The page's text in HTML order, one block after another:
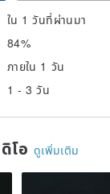
ใน 1 วันที่ผ่านมา
84%
ภายใน 1 วัน
1 - 3 วัน
โอ ดูเพิ่มเติม